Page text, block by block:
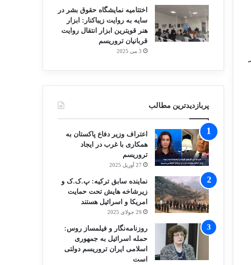
اختتامیه نمایشگاه حقوق بشر در
سایه به روایت زیباکنار: ابزار
هنر قویترین ابزار انتقال روایت
قربانیان تروریسم
3 می 2025
پربازدیدترین مطالب
اعتراف وزیر دفاع پاکستان به
همکاری با غرب در ایجاد
تروریسم
27 آوریل 2025
نماینده سابق ترکیه: پ.ک.ک و
زیرشاخه هایش تحت حمایت
امریکا و اسرائیل هستند
29 جولای 2025
روزنامه‌نگار و فیلمساز روس:
حمله اسرائیل به جمهوری
اسلامی ایران تروریسم دولتی
است